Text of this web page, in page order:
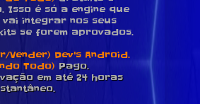
Isso é só a engine que
vai integrar nos seus
se forem aprovados.
Vender) Dev's Android.
Todo) Pago.
em até 24 horas